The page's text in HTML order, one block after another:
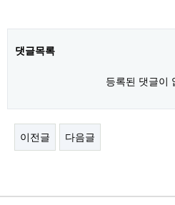
댓글목록
등록된 댓글이
이전글 다음글